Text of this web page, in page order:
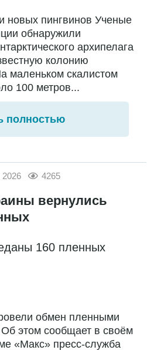
новых пингвинов Ученые
обнаружили
архипелага
колонию
маленьком скалистом
100 метров...
полностью
4265
вернулись
160 пленных
обмен пленными
этом сообщает в своём
«Макс» пресс-служба